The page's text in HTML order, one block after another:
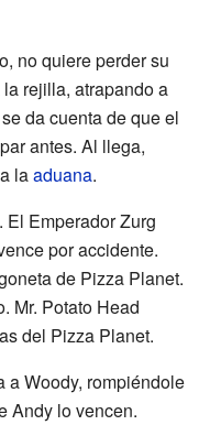
no quiere perder su
rejilla, atrapando a
da cuenta de que el
antes. Al llega,
laaduana.
El Emperador Zurg
por accidente.
de Pizza Planet.
Mr. Potato Head
del Pizza Planet.
a Woody, rompiéndole
Andy lo vencen.